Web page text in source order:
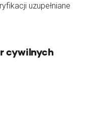
uzupełniane
cywilnych